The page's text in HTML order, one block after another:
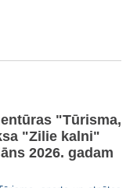
"Tūrisma,
"Zilie kalni"
2026. gadam